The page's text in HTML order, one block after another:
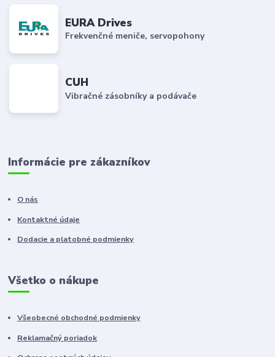
EURA Drives
Frekvenčné meniče, servopohony
CUH
Vibračné zásobníky a podávače
Informácie pre zákazníkov
O nás
Kontaktné údaje
Dodacie a platobné podmienky
Všetko o nákupe
Všeobecné obchodné podmienky
Reklamačný poriadok